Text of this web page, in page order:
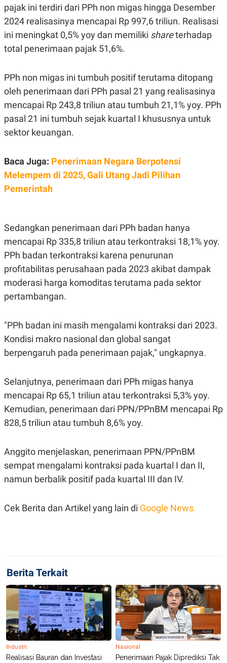
I
N
G
K
G
I
A
.
I
OF
USE
PEDOMAN
PEMBERITAAN
SIBER
pajak ini terdiri dari PPh non migas hingga Desember
2024 realisasinya mencapai Rp 997,6 triliun. Realisasi
ini meningkat 0,5% yoy dan memiliki shareterhadap
total penerimaan pajak 51,6%.
PPh non migas ini tumbuh positif terutama ditopang
oleh penerimaan dari PPh pasal 21 yang realisasinya
mencapai Rp 243,8 triliun atau tumbuh 21,1% yoy. PPh
pasal 21 ini tumbuh sejak kuartal I khususnya untuk
sektor keuangan.
Baca Juga: Penerimaan Negara Berpotensi
Melempem di 2025, Gali Utang Jadi Pilihan
Pemerintah
Sedangkan penerimaan dari PPh badan hanya
mencapai Rp 335,8 triliun atau terkontraksi 18,1% yoy.
PPh badan terkontraksi karena penurunan
profitabilitas perusahaan pada 2023 akibat dampak
moderasi harga komoditas terutama pada sektor
pertambangan.
"PPh badan ini masih mengalami kontraksi dari 2023.
Kondisi makro nasional dan global sangat
berpengaruh pada penerimaan pajak," ungkapnya.
Selanjutnya, penerimaan dari PPh migas hanya
mencapai Rp 65,1 triliun atau terkontraksi 5,3% yoy.
Kemudian, penerimaan dari PPN/PPnBM mencapai Rp
828,5 triliun atau tumbuh 8,6% yoy.
Anggito menjelaskan, penerimaan PPN/PPnBM
sempat mengalami kontraksi pada kuartal I dan II,
namun berbalik positif pada kuartal III dan IV.
Cek Berita dan Artikel yang lain di Google News
Berita Terkait
Industri
Realisasi Bauran dan Investasi
Nasional
Penerimaan Pajak Diprediksi Tak